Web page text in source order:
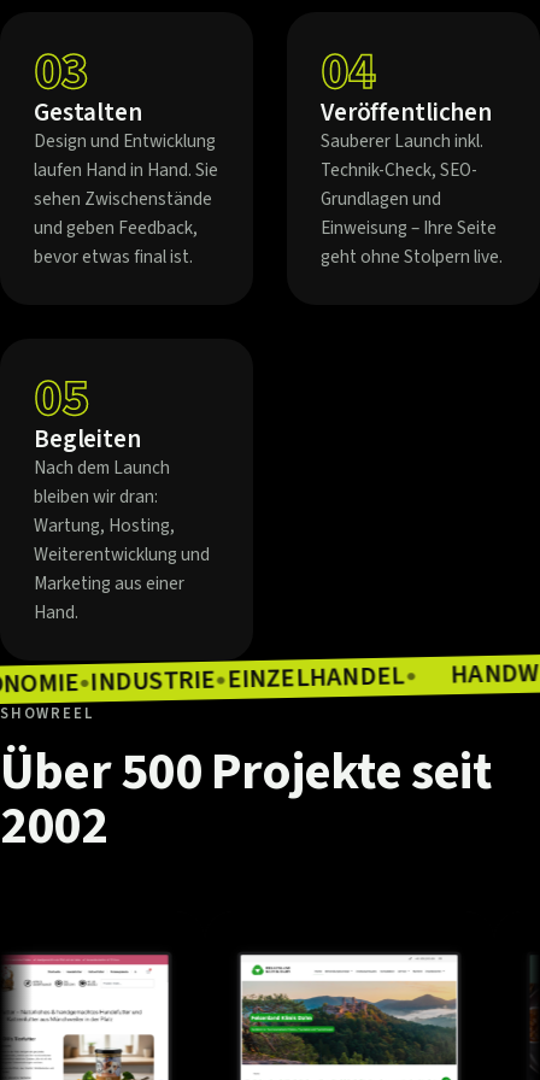
03
Gestalten
Design und Entwicklung
laufen Hand in Hand. Sie
sehen Zwischenstände
und geben Feedback,
bevor etwas final ist.
04
Veröffentlichen
Sauberer Launch inkl.
Technik-Check, SEO-
Grundlagen und
Einweisung – Ihre Seite
geht ohne Stolpern live.
05
Begleiten
Nach dem Launch
bleiben wir dran:
Wartung, Hosting,
Weiterentwicklung und
Marketing aus einer
Hand.
●INDUSTRIE●EINZELHANDEL●
SHOWREEL
Über500Projekteseit
2002